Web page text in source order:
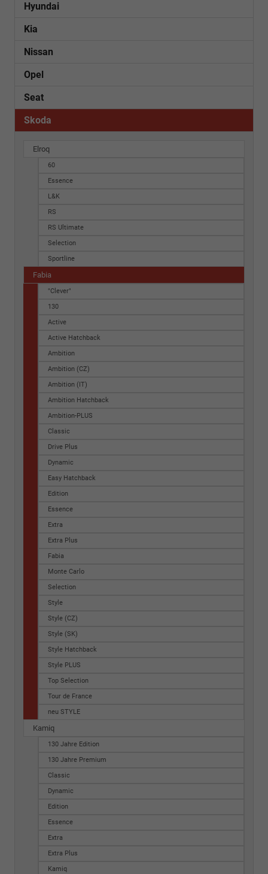
Hyundai
Kia
Nissan
Opel
Seat
Skoda
Elroq
60
Essence
L&K
RS
RS Ultimate
Selection
Sportline
Fabia
"Clever"
130
Active
Active Hatchback
Ambition
Ambition (CZ)
Ambition (IT)
Ambition Hatchback
Ambition-PLUS
Classic
Drive Plus
Dynamic
Easy Hatchback
Edition
Essence
Extra
Extra Plus
Fabia
Monte Carlo
Selection
Style
Style (CZ)
Style (SK)
Style Hatchback
Style PLUS
Top Selection
Tour de France
neu STYLE
Kamiq
130 Jahre Edition
130 Jahre Premium
Classic
Dynamic
Edition
Essence
Extra
Extra Plus
Kamiq